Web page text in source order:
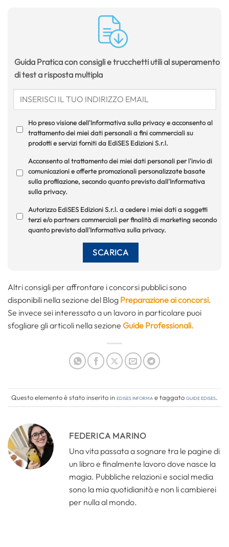
Guida Pratica con consigli e trucchetti utili al superamento
di test a risposta multipla
Ho preso visione dell'Informativa sulla privacy e acconsento al
trattamento dei miei dati personali a fini commerciali su
prodotti e servizi forniti da EdiSES Edizioni S.r.l.
Acconsento al trattamento dei miei dati personali per l'invio di
comunicazioni e offerte promozionali personalizzate basate
sulla profilazione, secondo quanto previsto dall'Informativa
sulla privacy.
Autorizzo EdiSES Edizioni S.r.l. a cedere i miei dati a soggetti
terzi e/o partners commerciali per finalità di marketing secondo
quanto previsto dall'Informativa sulla privacy.
Altri consigli per affrontare i concorsi pubblici sono
disponibili nella sezione del Blog Preparazione ai concorsi.
Se invece sei interessato a un lavoro in particolare puoi
sfogliare gli articoli nella sezione Guide Professionali.
Questo elemento è stato inserito inEdises informae taggatoguide edises.
FEDERICA MARINO
Una vita passata a sognare tra le pagine di
un libro e finalmente lavoro dove nasce la
magia. Pubbliche relazioni e social media
sono la mia quotidianità e non li cambierei
per nulla al mondo.